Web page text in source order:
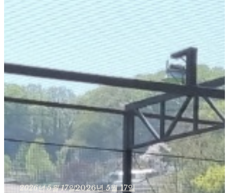
2026년 5월 17일2026년 5월 17일